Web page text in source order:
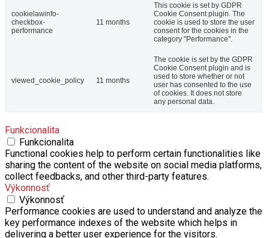
cookielawinfo-
checkbox-
performance
11 months
This cookie is set by GDPR
Cookie Consent plugin. The
cookie is used to store the user
consent for the cookies in the
category "Performance".
viewed_cookie_policy 11 months
The cookie is set by the GDPR
Cookie Consent plugin and is
used to store whether or not
user has consented to the use
of cookies. It does not store
any personal data.
Funkcionalita
Funkcionalita
Functional cookies help to perform certain functionalities like
sharing the content of the website on social media platforms,
collect feedbacks, and other third-party features.
Výkonnosť
Výkonnosť
Performance cookies are used to understand and analyze the
key performance indexes of the website which helps in
delivering a better user experience for the visitors.